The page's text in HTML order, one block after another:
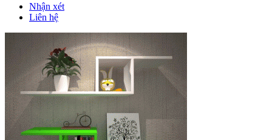
Nhận xét
Liên hệ